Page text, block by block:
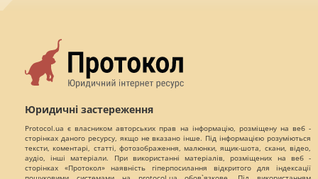
Юридичні застереження
Protocol.ua є власником авторських прав на інформацію, розміщену на веб -
сторінках даного ресурсу, якщо не вказано інше. Під інформацією розуміються
тексти, коментарі, статті, фотозображення, малюнки, ящик-шота, скани, відео,
аудіо, інші матеріали. При використанні матеріалів, розміщених на веб -
сторінках «Протокол» наявність гіперпосилання відкритого для індексації